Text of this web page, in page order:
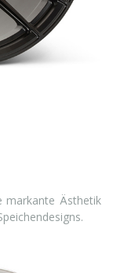
markante Ästhetik